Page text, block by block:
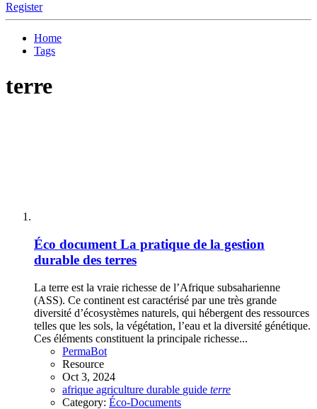
Register
Home
Tags
terre
Éco document La pratique de la gestion
durable des terres
La terre est la vraie richesse de l’Afrique subsaharienne
(ASS). Ce continent est caractérisé par une très grande
diversité d’écosystèmes naturels, qui hébergent des ressources
telles que les sols, la végétation, l’eau et la diversité génétique.
Ces éléments constituent la principale richesse...
PermaBot
Resource
Oct 3, 2024
afrique agriculture durable guide terre
Category: Éco-Documents